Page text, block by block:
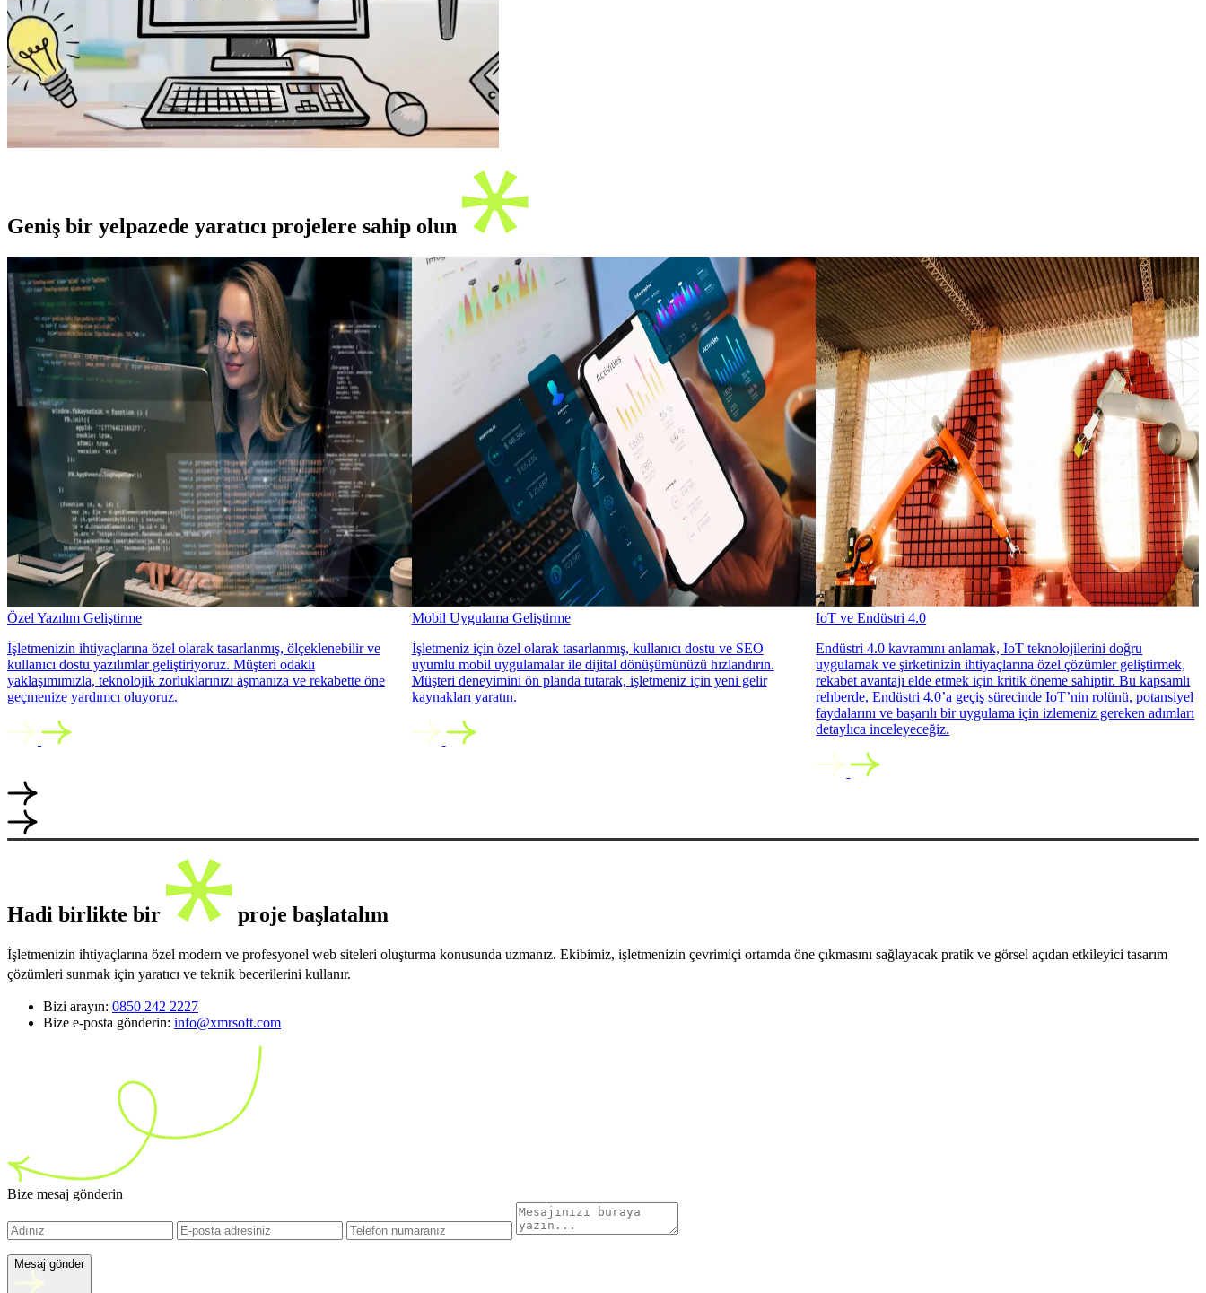
Geniş bir yelpazede yaratıcı projelere sahip olun
Özel Yazılım Geliştirme
İşletmenizin ihtiyaçlarına özel olarak tasarlanmış, ölçeklenebilir ve
kullanıcı dostu yazılımlar geliştiriyoruz. Müşteri odaklı
yaklaşımımızla, teknolojik zorluklarınızı aşmanıza ve rekabette öne
geçmenize yardımcı oluyoruz.
Mobil Uygulama Geliştirme
İşletmeniz için özel olarak tasarlanmış, kullanıcı dostu ve SEO
uyumlu mobil uygulamalar ile dijital dönüşümünüzü hızlandırın.
Müşteri deneyimini ön planda tutarak, işletmeniz için yeni gelir
kaynakları yaratın.
IoT ve Endüstri 4.0
Endüstri 4.0 kavramını anlamak, IoT teknolojilerini doğru
uygulamak ve şirketinizin ihtiyaçlarına özel çözümler geliştirmek,
rekabet avantajı elde etmek için kritik öneme sahiptir. Bu kapsamlı
rehberde, Endüstri 4.0’a geçiş sürecinde IoT’nin rolünü, potansiyel
faydalarını ve başarılı bir uygulama için izlemeniz gereken adımları
detaylıca inceleyeceğiz.
Hadi birlikte bir proje başlatalım
İşletmenizin ihtiyaçlarına özel modern ve profesyonel web siteleri oluşturma konusunda uzmanız. Ekibimiz, işletmenizin çevrimiçi ortamda öne çıkmasını sağlayacak pratik ve görsel açıdan etkileyici tasarım
çözümleri sunmak için yaratıcı ve teknik becerilerini kullanır.
Bizi arayın: 0850 242 2227
Bize e-posta gönderin: info@xmrsoft.com
Bize mesaj gönderin
Mesaj gönder